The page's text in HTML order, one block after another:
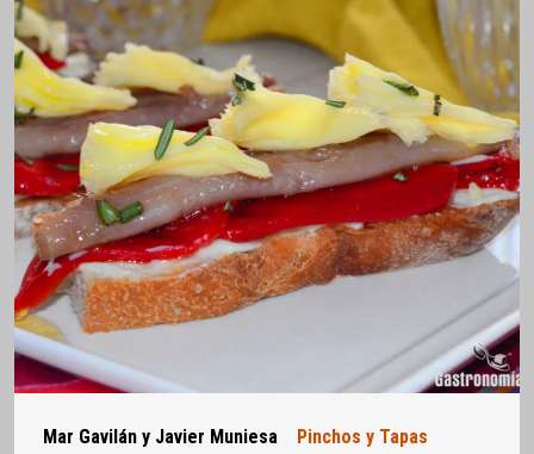
Mar Gavilán y Javier Muniesa Pinchos y Tapas